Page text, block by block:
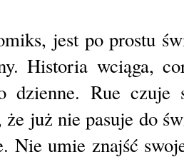
jest po prostu
Historia wciąga,
dzienne. Rue
że już nie pasuje do
Nie umie znajść